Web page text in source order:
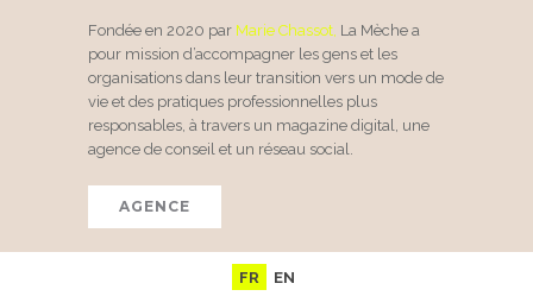
Fondée en 2020 par Marie Chassot, La Mèche a
pour mission d’accompagner les gens et les
organisations dans leur transition vers un mode de
vie et des pratiques professionnelles plus
responsables, à travers un magazine digital, une
agence de conseil et un réseau social.
AGENCE
FR EN